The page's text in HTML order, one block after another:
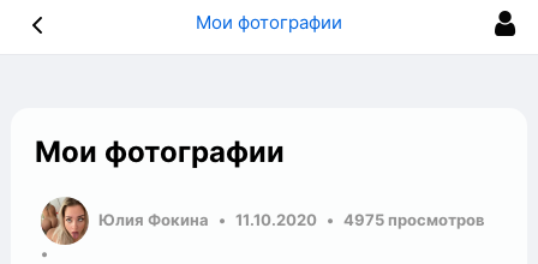
Мои фотографии
Мои фотографии
Юлия Фокина 11.10.2020 4975 просмотров